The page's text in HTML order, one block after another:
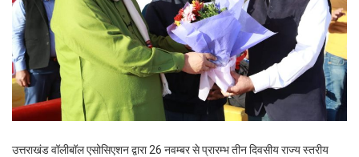
उत्तराखंड वॉलीबॉल एसोसिएशन द्वारा 26 नवम्बर से प्रारम्भ तीन दिवसीय राज्य स्तरीय